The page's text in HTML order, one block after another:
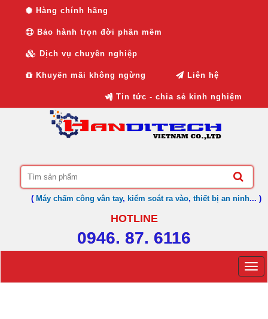
Hàng chính hãng
Bảo hành trọn đời phần mềm
Dịch vụ chuyên nghiệp
Khuyến mãi không ngừng Liên hệ
Tin tức - chia sẻ kinh nghiệm
( Máy chấm công vân tay, kiểm soát ra vào, thiết bị an ninh... )
HOTLINE
0946. 87. 6116